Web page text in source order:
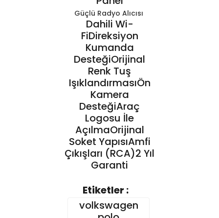
Güçlü Radyo Alıcısı
Dahili Wi-
FiDireksiyon
Kumanda
DesteğiOrijinal
Renk Tuş
IşıklandırmasıÖn
Kamera
DesteğiAraç
Logosu İle
AçılmaOrijinal
Soket YapısıAmfi
Çıkışları (RCA)2 Yıl
Garanti
Bu ürüne ilk yorumu siz yapın!
Bu ürünün fiyat bilgisi, resim,
ürün açıklamalarında ve
diğer konularda yetersiz
Etiketler :
volkswagen